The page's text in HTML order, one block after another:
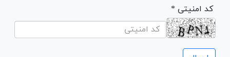
* کد امنیتی